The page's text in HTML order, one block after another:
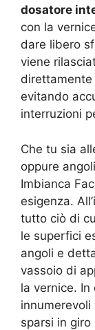
dosatore
con la
dare libero
viene
evitando
interruzioni
Che tu sia
oppure
Imbianca
esigenza.
tutto ciò di
le superfici
angoli e
vassoio di
la vernice.
sparsi in giro